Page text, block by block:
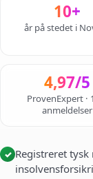
10+
år på stedet i
4,97/5
ProvenExpert ·
anmeldelser
✓ Registreret